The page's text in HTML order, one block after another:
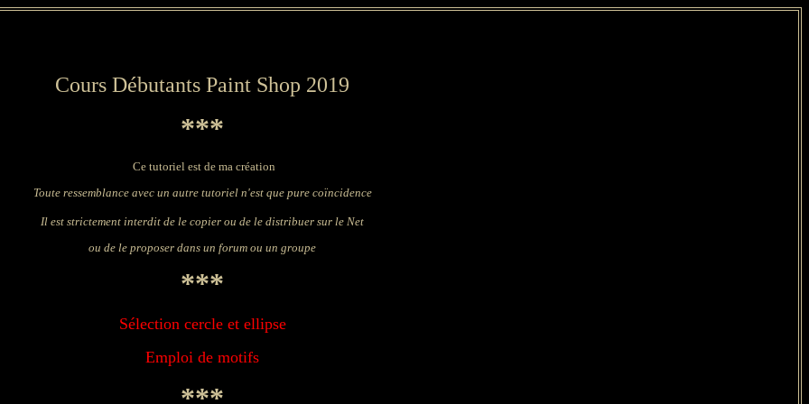
Cours Débutants Paint Shop 2019
***
Ce tutoriel est de ma création
Toute ressemblance avec un autre tutoriel n'est que pure coïncidence
Il est strictement interdit de le copier ou de le distribuer sur le Net
ou de le proposer dans un forum ou un groupe
***
Sélection cercle et ellipse
Emploi de motifs